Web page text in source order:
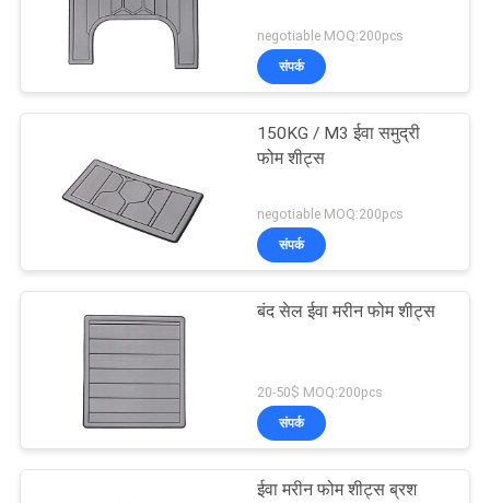
negotiable MOQ:200pcs
संपर्क
150KG / M3 ईवा समुद्री
फोम शीट्स
negotiable MOQ:200pcs
संपर्क
बंद सेल ईवा मरीन फोम शीट्स
20-50$ MOQ:200pcs
संपर्क
ईवा मरीन फोम शीट्स ब्रश